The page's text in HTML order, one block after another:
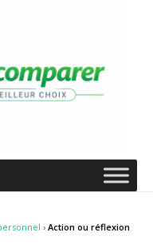
› Action ou réflexion